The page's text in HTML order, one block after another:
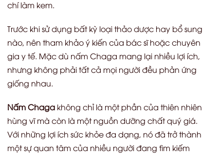
chí làm kem.
Trước khi sử dụng bất kỳ loại thảo dược hay bổ sung
nào, nên tham khảo ý kiến của bác sĩ hoặc chuyên
gia y tế. Mặc dù nấm Chaga mang lại nhiều lợi ích,
nhưng không phải tất cả mọi người đều phản ứng
giống nhau.
Nấm Chaga không chỉ là một phần của thiên nhiên
hùng vĩ mà còn là một nguồn dưỡng chất quý giá.
Với những lợi ích sức khỏe đa dạng, nó đã trở thành
một sự quan tâm của nhiều người đang tìm kiếm